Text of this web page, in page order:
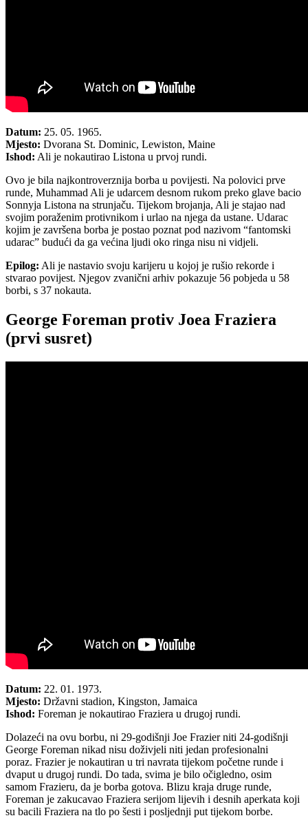
Datum: 25. 05. 1965.
Mjesto: Dvorana St. Dominic, Lewiston, Maine
Ishod: Ali je nokautirao Listona u prvoj rundi.
Ovo je bila najkontroverznija borba u povijesti. Na polovici prve
runde, Muhammad Ali je udarcem desnom rukom preko glave bacio
Sonnyja Listona na strunjaču. Tijekom brojanja, Ali je stajao nad
svojim poraženim protivnikom i urlao na njega da ustane. Udarac
kojim je završena borba je postao poznat pod nazivom “fantomski
udarac” budući da ga većina ljudi oko ringa nisu ni vidjeli.
Epilog: Ali je nastavio svoju karijeru u kojoj je rušio rekorde i
stvarao povijest. Njegov zvanični arhiv pokazuje 56 pobjeda u 58
borbi, s 37 nokauta.
George Foreman protiv Joea Fraziera
(prvi susret)
Datum: 22. 01. 1973.
Mjesto: Državni stadion, Kingston, Jamaica
Ishod: Foreman je nokautirao Fraziera u drugoj rundi.
Dolazeći na ovu borbu, ni 29-godišnji Joe Frazier niti 24-godišnji
George Foreman nikad nisu doživjeli niti jedan profesionalni
poraz. Frazier je nokautiran u tri navrata tijekom početne runde i
dvaput u drugoj rundi. Do tada, svima je bilo očigledno, osim
samom Frazieru, da je borba gotova. Blizu kraja druge runde,
Foreman je zakucavao Fraziera serijom lijevih i desnih aperkata koji
su bacili Fraziera na tlo po šesti i posljednji put tijekom borbe.